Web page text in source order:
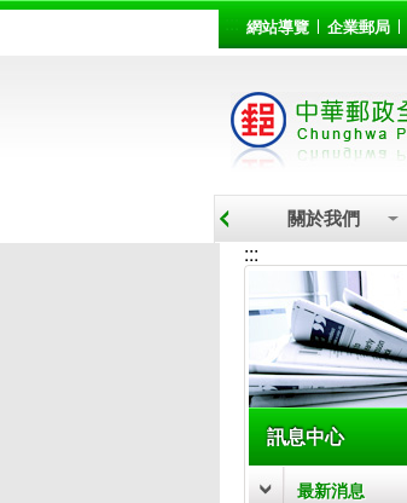
::: 網站導覽 企業郵局
關於我們
:::
訊息中心
最新消息